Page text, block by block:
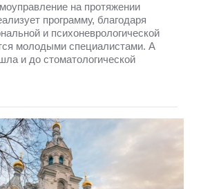
на протяжении
программу, благодаря
и психоневрологической
молодыми специалистами. А
и до стоматологической